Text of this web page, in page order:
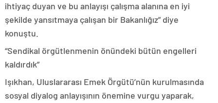
ihtiyaç duyan ve bu anlayışı çalışma alanına en iyi
şekilde yansıtmaya çalışan bir Bakanlığız” diye
konuştu.
“Sendikal örgütlenmenin önündeki bütün engelleri
kaldırdık”
Işıkhan, Uluslararası Emek Örgütü’nün kurulmasında
sosyal diyalog anlayışının önemine vurgu yaparak,